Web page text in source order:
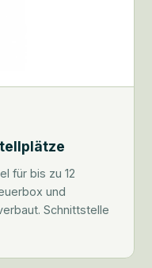
für bis zu 12
und
Schnittstelle